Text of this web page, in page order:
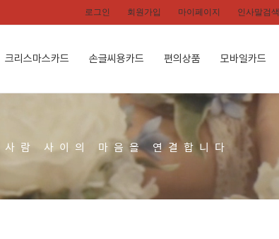
로그인 회원가입 마이페이지 인사말검색
크리스마스카드 손글씨용카드 편의상품 모바일카드
람 사이의 마음을 연결합니다